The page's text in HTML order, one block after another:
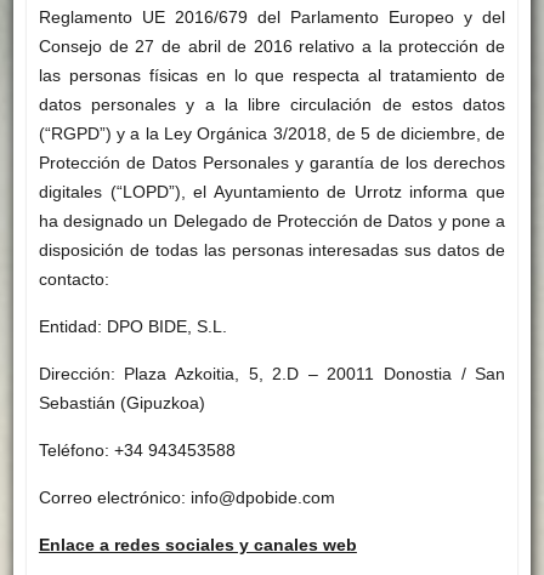
Reglamento UE 2016/679 del Parlamento Europeo y del
Consejo de 27 de abril de 2016 relativo a la protección de
las personas físicas en lo que respecta al tratamiento de
datos personales y a la libre circulación de estos datos
(“RGPD”) y a la Ley Orgánica 3/2018, de 5 de diciembre, de
Protección de Datos Personales y garantía de los derechos
digitales (“LOPD”), el Ayuntamiento de Urrotz informa que
ha designado un Delegado de Protección de Datos y pone a
disposición de todas las personas interesadas sus datos de
contacto:
Entidad: DPO BIDE, S.L.
Dirección: Plaza Azkoitia, 5, 2.D – 20011 Donostia / San
Sebastián (Gipuzkoa)
Teléfono: +34 943453588
Correo electrónico: info@dpobide.com
Enlace a redes sociales y canales web